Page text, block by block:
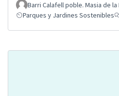
Barri Calafell poble. Masia de la
Parques y Jardines Sostenibles